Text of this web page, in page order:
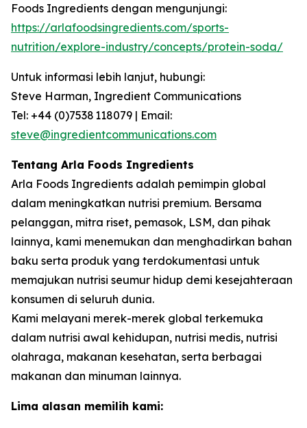
Foods Ingredients dengan mengunjungi:
https://arlafoodsingredients.com/sports-
nutrition/explore-industry/concepts/protein-soda/
Untuk informasi lebih lanjut, hubungi:
Steve Harman, Ingredient Communications
Tel: +44 (0)7538 118079 | Email:
steve@ingredientcommunications.com
Tentang Arla Foods Ingredients
Arla Foods Ingredients adalah pemimpin global
dalam meningkatkan nutrisi premium. Bersama
pelanggan, mitra riset, pemasok, LSM, dan pihak
lainnya, kami menemukan dan menghadirkan bahan
baku serta produk yang terdokumentasi untuk
memajukan nutrisi seumur hidup demi kesejahteraan
konsumen di seluruh dunia.
Kami melayani merek-merek global terkemuka
dalam nutrisi awal kehidupan, nutrisi medis, nutrisi
olahraga, makanan kesehatan, serta berbagai
makanan dan minuman lainnya.
Lima alasan memilih kami: